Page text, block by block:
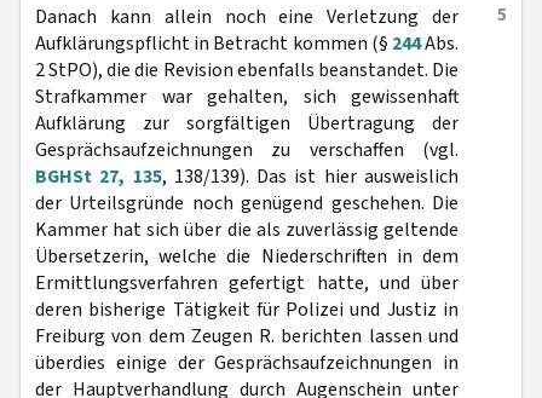
5
Danach kann allein noch eine Verletzung der
Aufklärungspflicht in Betracht kommen (§ 244Abs.
2 StPO), die die Revision ebenfalls beanstandet. Die
Strafkammer war gehalten, sich gewissenhaft
Aufklärung zur sorgfältigen Übertragung der
Gesprächsaufzeichnungen zu verschaffen (vgl.
BGHSt 27, 135, 138/139). Das ist hier ausweislich
der Urteilsgründe noch genügend geschehen. Die
Kammer hat sich über die als zuverlässig geltende
Übersetzerin, welche die Niederschriften in dem
Ermittlungsverfahren gefertigt hatte, und über
deren bisherige Tätigkeit für Polizei und Justiz in
Freiburg von dem Zeugen R. berichten lassen und
überdies einige der Gesprächsaufzeichnungen in
der Hauptverhandlung durch Augenschein unter